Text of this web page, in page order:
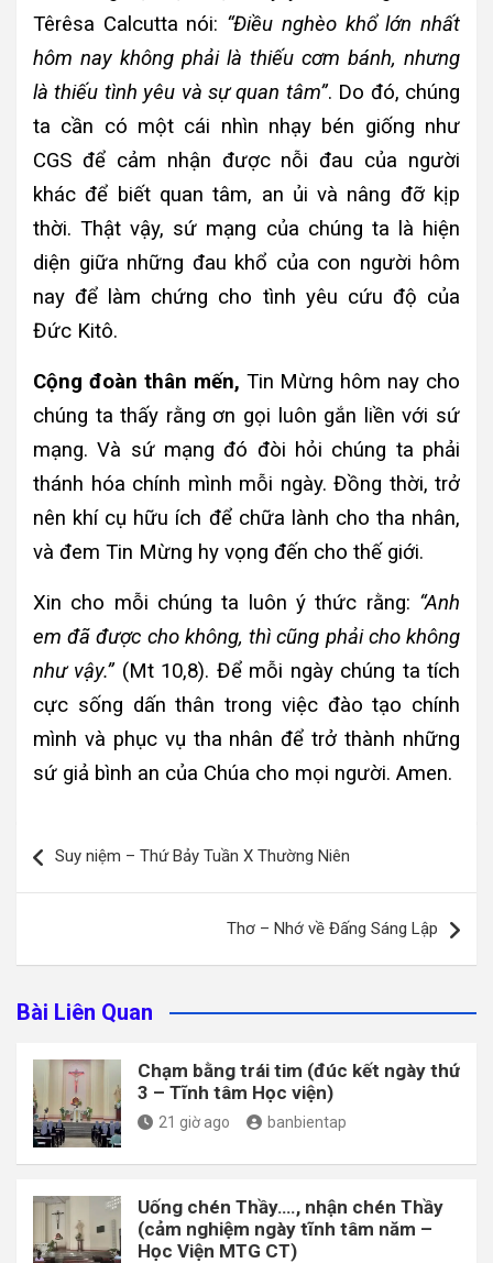
Têrêsa Calcutta nói: “Điều nghèo khổ lớn nhất
hôm nay không phải là thiếu cơm bánh, nhưng
là thiếu tình yêu và sự quan tâm”. Do đó, chúng
ta cần có một cái nhìn nhạy bén giống như
CGS để cảm nhận được nỗi đau của người
khác để biết quan tâm, an ủi và nâng đỡ kịp
thời. Thật vậy, sứ mạng của chúng ta là hiện
diện giữa những đau khổ của con người hôm
nay để làm chứng cho tình yêu cứu độ của
Đức Kitô.
Cộng đoàn thân mến, Tin Mừng hôm nay cho
chúng ta thấy rằng ơn gọi luôn gắn liền với sứ
mạng. Và sứ mạng đó đòi hỏi chúng ta phải
thánh hóa chính mình mỗi ngày. Đồng thời, trở
nên khí cụ hữu ích để chữa lành cho tha nhân,
và đem Tin Mừng hy vọng đến cho thế giới.
Xin cho mỗi chúng ta luôn ý thức rằng: “Anh
em đã được cho không, thì cũng phải cho không
như vậy.”(Mt 10,8). Để mỗi ngày chúng ta tích
cực sống dấn thân trong việc đào tạo chính
mình và phục vụ tha nhân để trở thành những
sứ giả bình an của Chúa cho mọi người. Amen.
hướng
Suy niệm – Thứ Bảy Tuần X Thường Niên
Thơ – Nhớ về Đấng Sáng Lập
Bài Liên Quan
Chạm bằng trái tim (đúc kết ngày thứ
3 – Tĩnh tâm Học viện)
21 giờ ago banbientap
Uống chén Thầy…., nhận chén Thầy
(cảm nghiệm ngày tĩnh tâm năm –
Học Viện MTG CT)